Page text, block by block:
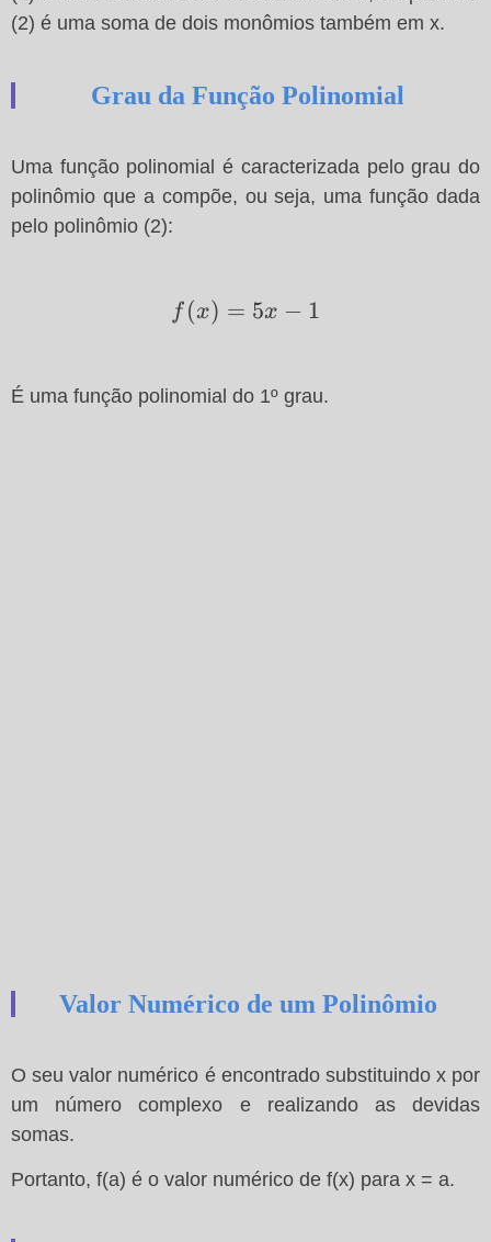
(2) é uma soma de dois monômios também em x.
Grau da Função Polinomial
Uma função polinomial é caracterizada pelo grau do
polinômio que a compõe, ou seja, uma função dada
pelo polinômio (2):
f(x)=5x-
f (x) = 5x − 1
É uma função polinomial do 1º grau.
Valor Numérico de um Polinômio
O seu valor numérico é encontrado substituindo x por
um número complexo e realizando as devidas
somas.
Portanto, f(a) é o valor numérico de f(x) para x = a.